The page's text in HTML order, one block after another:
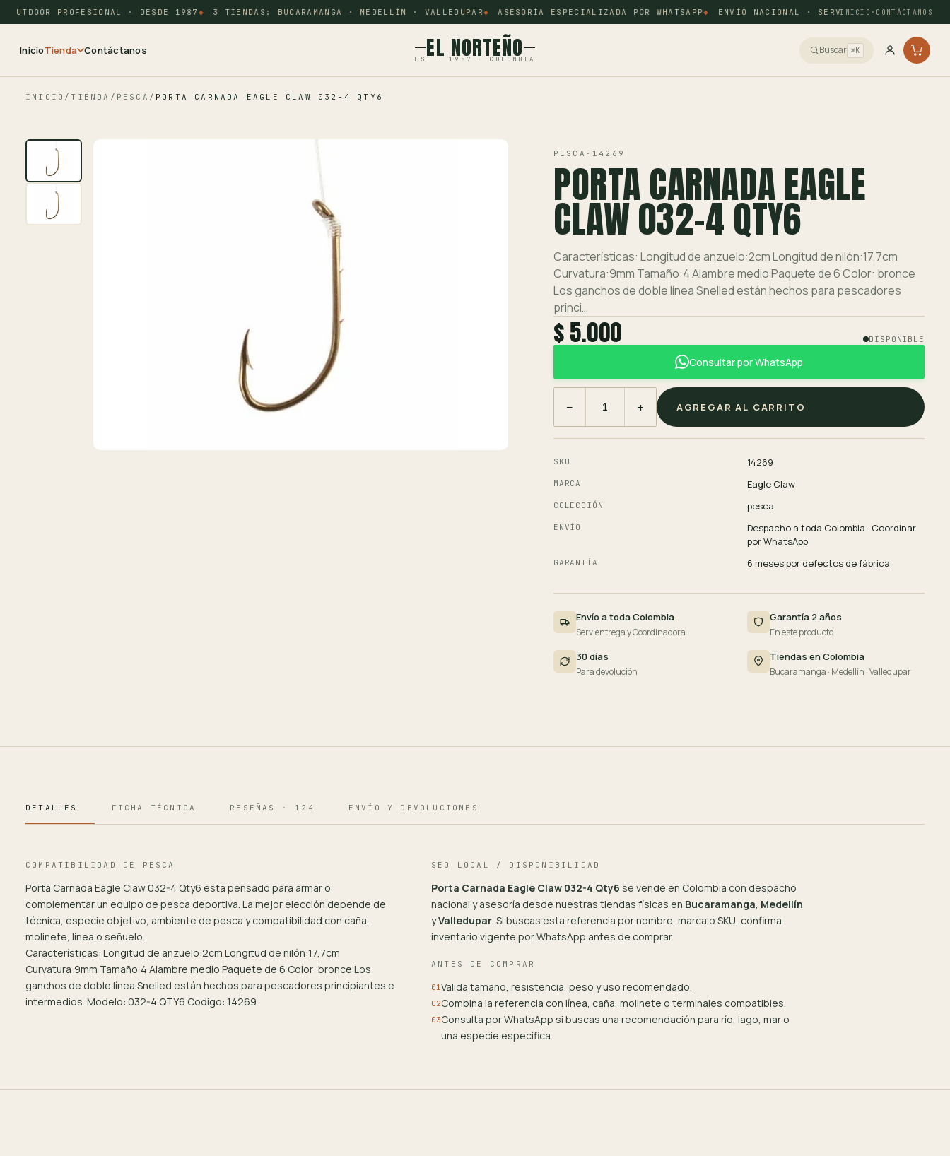
PROFESIONAL · DESDE 1987 3 TIENDAS: BUCARAMANGA · MEDELLÍN · VALLEDUPAR ASESORÍA ESPECIALIZADA POR WHATSAPP ENVÍO NACIONAL · SERVIENTREGA Y
INICIO · CONTÁCTANOS
InicioTienda Contáctanos EL NORTEÑO
EST · 1987 · COLOMBIA
Buscar ⌘K
INICIO / TIENDA / PESCA / PORTA CARNADA EAGLE CLAW 032-4 QTY6
PESCA · 14269
PORTA CARNADA EAGLE
CLAW 032-4 QTY6
Características: Longitud de anzuelo:2cm Longitud de nilón:17,7cm
Curvatura:9mm Tamaño:4 Alambre medio Paquete de 6 Color: bronce
Los ganchos de doble línea Snelled están hechos para pescadores
princi…
$ 5.000 DISPONIBLE
Consultar por WhatsApp
− + AGREGAR AL CARRITO
SKU 14269
MARCA Eagle Claw
COLECCIÓN pesca
ENVÍO
Despacho a toda Colombia · Coordinar
por WhatsApp
GARANTÍA 6 meses por defectos de fábrica
Envío a toda Colombia
Servientrega y Coordinadora
Garantía 2 años
En este producto
30 días
Para devolución
Tiendas en Colombia
Bucaramanga · Medellín · Valledupar
DETALLES FICHA TÉCNICA RESEÑAS · 124 ENVÍO Y DEVOLUCIONES
COMPATIBILIDAD DE PESCA
Porta Carnada Eagle Claw 032-4 Qty6 está pensado para armar o
complementar un equipo de pesca deportiva. La mejor elección depende de
técnica, especie objetivo, ambiente de pesca y compatibilidad con caña,
molinete, línea o señuelo.
Características: Longitud de anzuelo:2cm Longitud de nilón:17,7cm
Curvatura:9mm Tamaño:4 Alambre medio Paquete de 6 Color: bronce Los
ganchos de doble línea Snelled están hechos para pescadores principiantes e
intermedios. Modelo: 032-4 QTY6 Codigo: 14269
SEO LOCAL / DISPONIBILIDAD
Porta Carnada Eagle Claw 032-4 Qty6 se vende en Colombia con despacho
nacional y asesoría desde nuestras tiendas físicas en Bucaramanga, Medellín
yValledupar. Si buscas esta referencia por nombre, marca o SKU, confirma
inventario vigente por WhatsApp antes de comprar.
ANTES DE COMPRAR
01Valida tamaño, resistencia, peso y uso recomendado.
02Combina la referencia con línea, caña, molinete o terminales compatibles.
03Consulta por WhatsApp si buscas una recomendación para río, lago, mar o
una especie específica.